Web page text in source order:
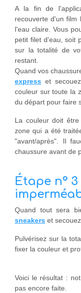
A la fin de
recouverte d'un film
l'eau claire. Vous
petit filet d'eau, soit
sur la totalité de
restant.
Quand vos
express et
couleur sur toute la
du départ pour faire
La couleur doit
zone qui a été
"avant/après". Il
chaussure avant de
Étape n°
Quand tout sera
sneakers et
Pulvérisez sur la
fixer la couleur et
Voici le résultat :
pas encore faite.